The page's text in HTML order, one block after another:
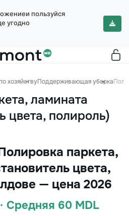
пользуйся
угодно
хозяйствуПоддерживающая уборка
ламината
цвета, полироль)
паркета,
цвета,
— цена 2026
Средняя 60 MDL